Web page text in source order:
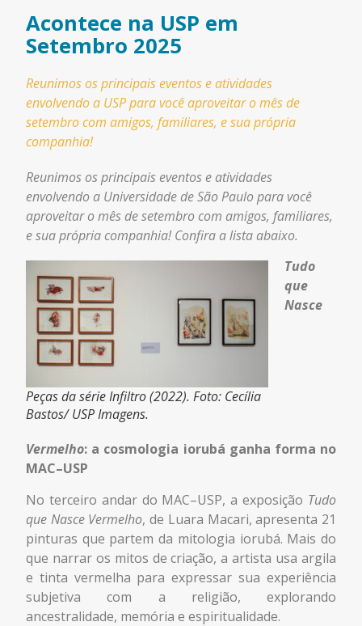
Acontece na USP em
Setembro 2025
Reunimos os principais eventos e atividades
envolvendo a USP para você aproveitar o mês de
setembro com amigos, familiares, e sua própria
companhia!
Reunimos os principais eventos e atividades
envolvendo a Universidade de São Paulo para você
aproveitar o mês de setembro com amigos, familiares,
e sua própria companhia! Confira a lista abaixo.
Peças da série Infiltro (2022). Foto: Cecília
Bastos/ USP Imagens.
Tudo
que
Nasce
Vermelho: a cosmologia iorubá ganha forma no
MAC–USP
No terceiro andar do MAC–USP, a exposição Tudo
que Nasce Vermelho, de Luara Macari, apresenta 21
pinturas que partem da mitologia iorubá. Mais do
que narrar os mitos de criação, a artista usa argila
e tinta vermelha para expressar sua experiência
subjetiva com a religião, explorando
ancestralidade, memória e espiritualidade.